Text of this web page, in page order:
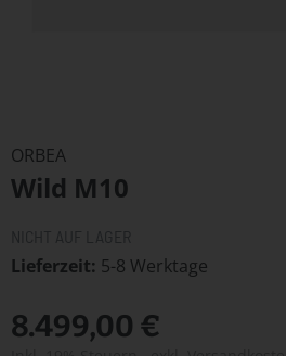
der
Bildergalerie
ORBEA
Wild M10
Lieferzeit 5-8 Werktage
8.499,00 €